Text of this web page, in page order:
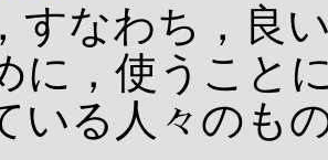
すなわち，良
に，使うこと
いる人々のも